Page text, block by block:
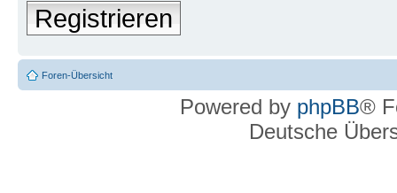
Registrieren
Foren-Übersicht
Powered by phpBB®
Deutsche